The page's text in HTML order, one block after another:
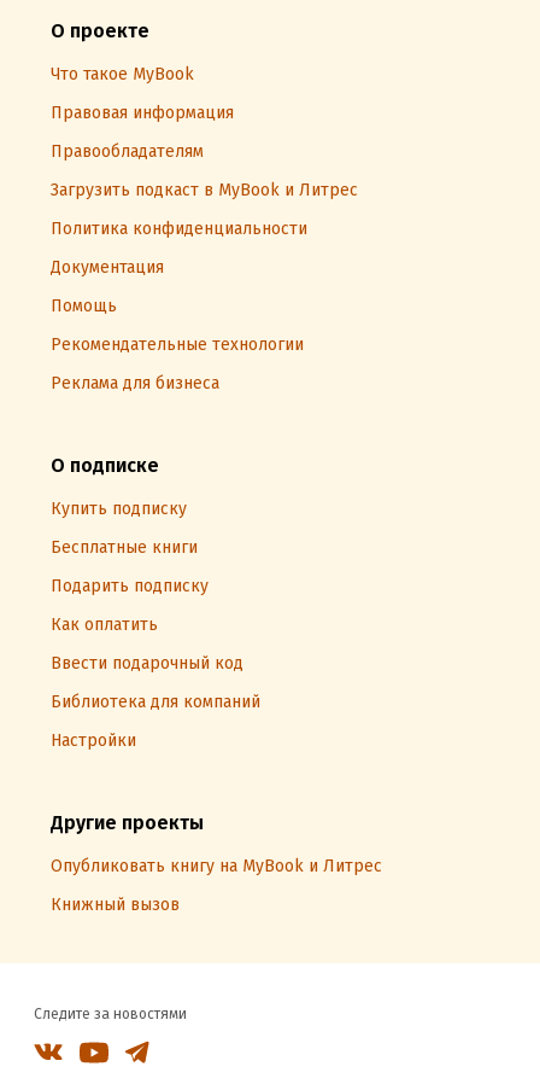
О проекте
Что такое MyBook
Правовая информация
Правообладателям
Загрузить подкаст в MyBook и Литрес
Политика конфиденциальности
Документация
Помощь
Рекомендательные технологии
Реклама для бизнеса
О подписке
Купить подписку
Бесплатные книги
Подарить подписку
Как оплатить
Ввести подарочный код
Библиотека для компаний
Настройки
Другие проекты
Опубликовать книгу на MyBook и Литрес
Книжный вызов
Следите за новостями